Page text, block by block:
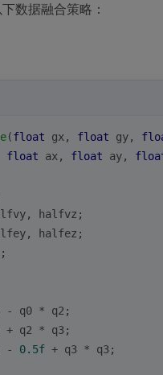
数据融合策略：
(float gx, float gy,
float ax, float ay,
halfvz;
halfez;
- q0 * q2;
+ q2 * q3;
-
0.5f + q3 * q3;